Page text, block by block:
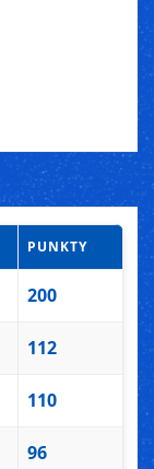
PUNKTY
200
112
110
96